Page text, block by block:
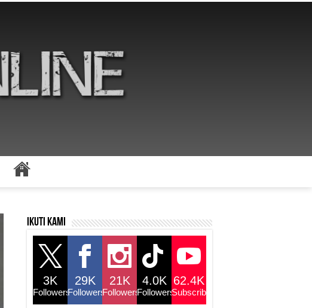
Ikuti kami
3K
Followers
29K
Followers
21K
Followers
4.0K
Followers
62.4K
Subscribers